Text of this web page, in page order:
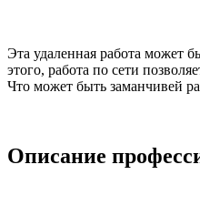
Эта удаленная работа может
этого, работа по сети
Что может быть заманчивей
Описание